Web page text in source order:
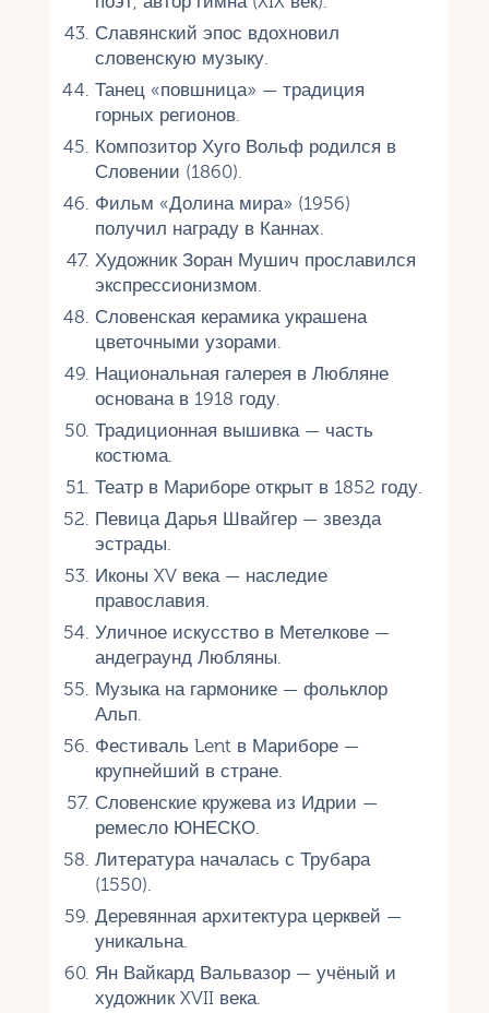
Славянский эпос вдохновил
словенскую музыку.
Танец «повшница» — традиция
горных регионов.
Композитор Хуго Вольф родился в
Словении (1860).
Фильм «Долина мира» (1956)
получил награду в Каннах.
Художник Зоран Мушич прославился
экспрессионизмом.
Словенская керамика украшена
цветочными узорами.
Национальная галерея в Любляне
основана в 1918 году.
Традиционная вышивка — часть
костюма.
Театр в Мариборе открыт в 1852 году.
Певица Дарья Швайгер — звезда
эстрады.
Иконы XV века — наследие
православия.
Уличное искусство в Метелкове —
андеграунд Любляны.
Музыка на гармонике — фольклор
Альп.
Фестиваль Lent в Мариборе —
крупнейший в стране.
Словенские кружева из Идрии —
ремесло ЮНЕСКО.
Литература началась с Трубара
(1550).
Деревянная архитектура церквей —
уникальна.
Ян Вайкард Вальвазор — учёный и
художник XVII века.